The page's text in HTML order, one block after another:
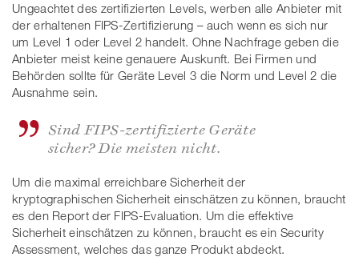
Ungeachtet des zertifizierten Levels, werben alle Anbieter mit
der erhaltenen FIPS-Zertifizierung – auch wenn es sich nur
um Level 1 oder Level 2 handelt. Ohne Nachfrage geben die
Anbieter meist keine genauere Auskunft. Bei Firmen und
Behörden sollte für Geräte Level 3 die Norm und Level 2 die
Ausnahme sein.
Sind FIPS-zertifizierte Geräte
sicher? Die meisten nicht.
Um die maximal erreichbare Sicherheit der
kryptographischen Sicherheit einschätzen zu können, braucht
es den Report der FIPS-Evaluation. Um die effektive
Sicherheit einschätzen zu können, braucht es ein Security
Assessment, welches das ganze Produkt abdeckt.